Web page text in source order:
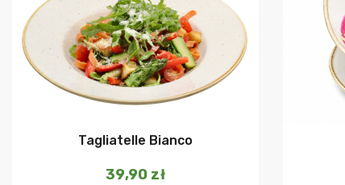
Dodaj do koszyka
Tagliatelle Bianco
39,90 zł